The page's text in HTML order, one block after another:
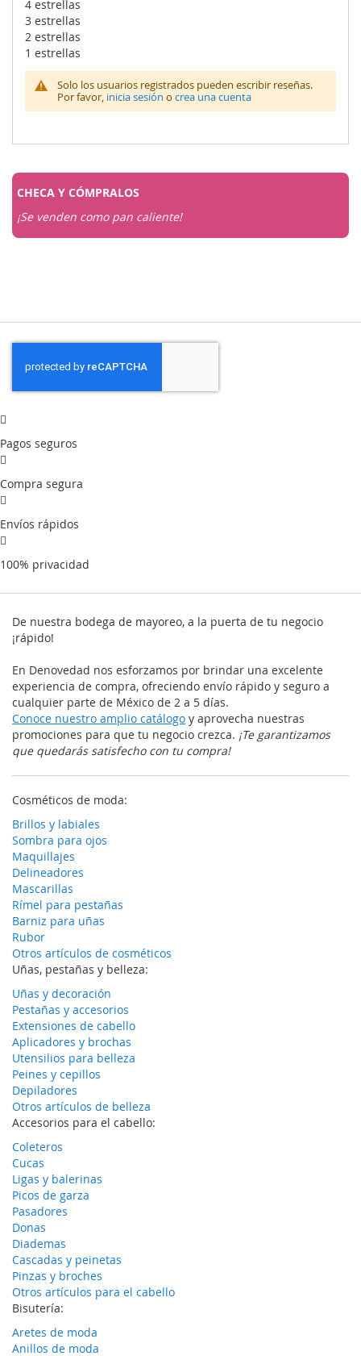
4 estrellas
3 estrellas
2 estrellas
1 estrellas
Solo los usuarios registrados pueden escribir reseñas.
Por favor, inicia sesión o crea una cuenta
CHECA Y CÓMPRALOS
¡Se venden como pan caliente!
Pagos seguros
Compra segura
Envíos rápidos
100% privacidad
De nuestra bodega de mayoreo, a la puerta de tu negocio
¡rápido!
En Denovedad nos esforzamos por brindar una excelente
experiencia de compra, ofreciendo envío rápido y seguro a
cualquier parte de México de 2 a 5 días.
Conoce nuestro amplio catálogo y aprovecha nuestras
promociones para que tu negocio crezca. ¡Te garantizamos
que quedarás satisfecho con tu compra!
Cosméticos de moda:
Brillos y labiales
Sombra para ojos
Maquillajes
Delineadores
Mascarillas
Rímel para pestañas
Barniz para uñas
Rubor
Otros artículos de cosméticos
Uñas, pestañas y belleza:
Uñas y decoración
Pestañas y accesorios
Extensiones de cabello
Aplicadores y brochas
Utensilios para belleza
Peines y cepillos
Depiladores
Otros artículos de belleza
Accesorios para el cabello:
Coleteros
Cucas
Ligas y balerinas
Picos de garza
Pasadores
Donas
Diademas
Cascadas y peinetas
Pinzas y broches
Otros artículos para el cabello
Bisutería:
Aretes de moda
Anillos de moda